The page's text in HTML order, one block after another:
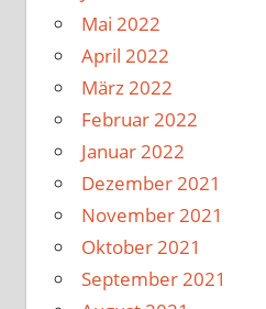
Mai 2022
April 2022
März 2022
Februar 2022
Januar 2022
Dezember 2021
November 2021
Oktober 2021
September 2021